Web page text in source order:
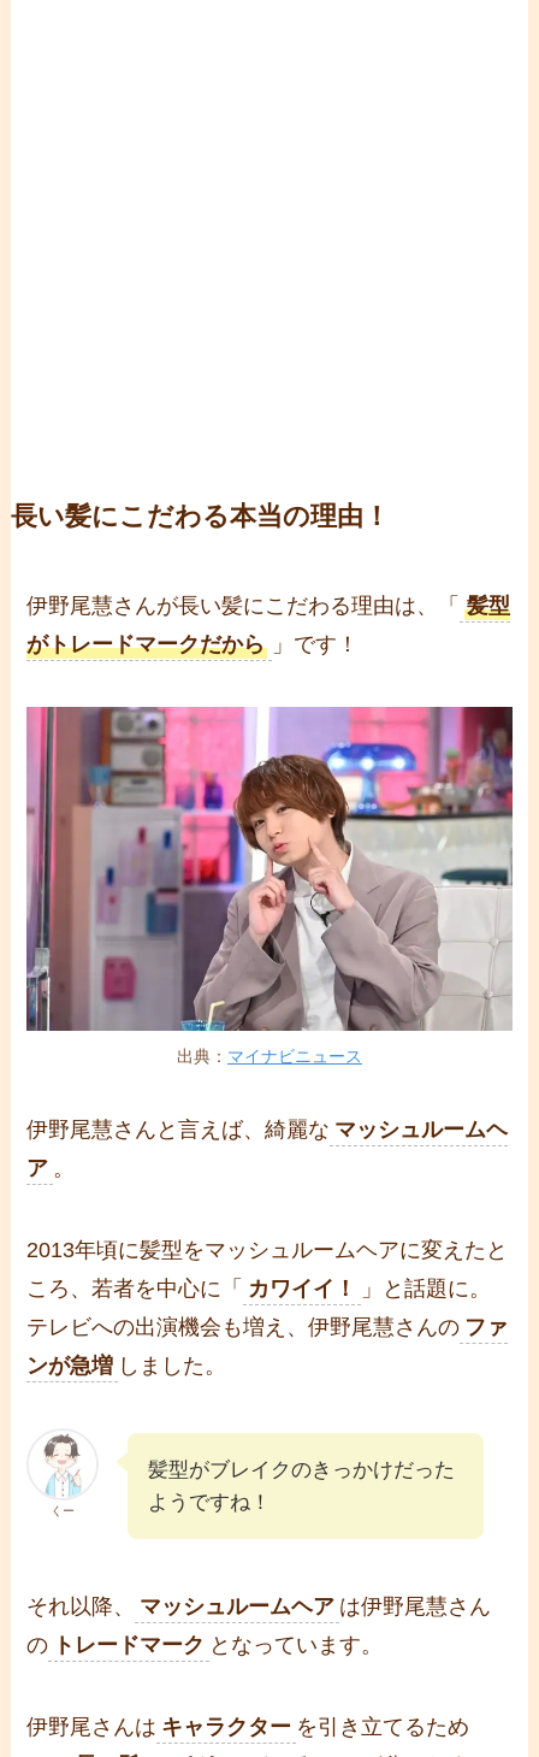
長い髪にこだわる本当の理由！
伊野尾慧さんが長い髪にこだわる理由は、「
髪型
がトレードマークだから 」です！
出典： マイナビニュース
伊野尾慧さんと言えば、綺麗な マッシュルームヘ
ア 。
2013年頃に髪型をマッシュルームヘアに変えたと
ころ、若者を中心に「 カワイイ！
」と話題に。
テレビへの出演機会も増え、伊野尾慧さんの ファ
ンが急増 しました。
くー
髪型がブレイクのきっかけだった
ようですね！
それ以降、 マッシュルームヘア は伊野尾慧さん
の トレードマーク となっています。
伊野尾さんは キャラクター を引き立てるため